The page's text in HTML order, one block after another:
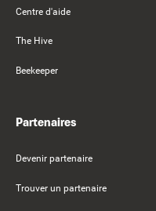
Centre d'aide
The Hive
Beekeeper
Partenaires
Devenir partenaire
Trouver un partenaire